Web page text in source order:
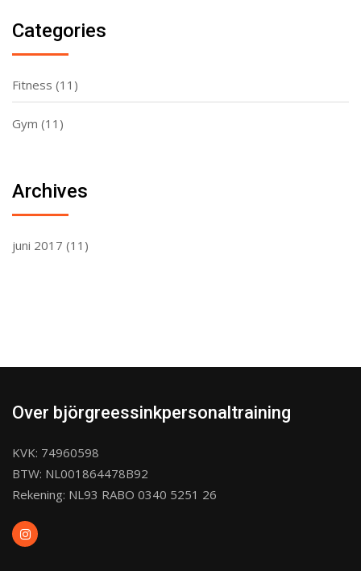
Categories
Fitness (11)
Gym (11)
Archives
juni 2017 (11)
Over björgreessinkpersonaltraining
KVK: 74960598
BTW: NL001864478B92
Rekening: NL93 RABO 0340 5251 26